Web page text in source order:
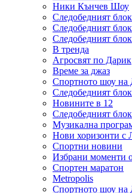
Ники Кънчев Шоу
Следобедният
Следобедният
Следобедният
В тренда
Агросвят по Дарик
Време за джаз
Спортното шоу на
Следобедният блок
Новините в 12
Следобедният
Музикална
Нови хоризонти с
Спортни новини
Избрани моменти
Спортен маратон
Metropolis
Спортното шоу на